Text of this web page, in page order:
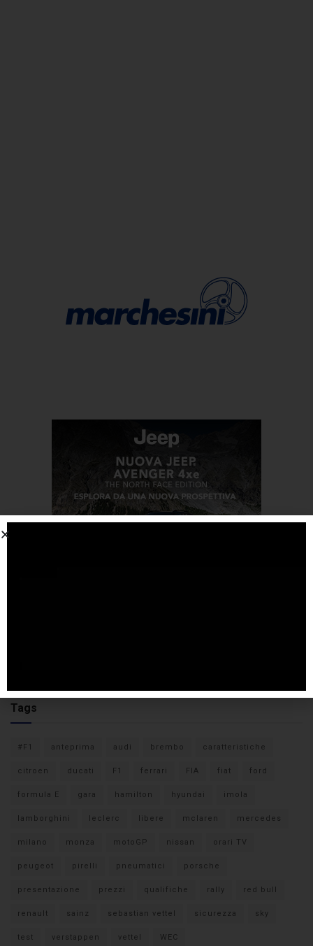
Tags
#F1 anteprima audi brembo caratteristiche
citroen ducati F1 ferrari FIA fiat ford
formula E gara hamilton hyundai imola
lamborghini leclerc libere mclaren mercedes
milano monza motoGP nissan orari TV
peugeot pirelli pneumatici porsche
presentazione prezzi qualifiche rally red bull
renault sainz sebastian vettel sicurezza sky
test verstappen vettel WEC